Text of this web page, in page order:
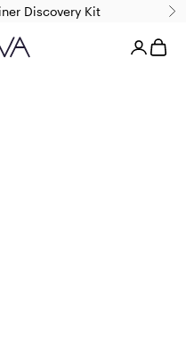
Discovery Kit
Connexion
Panier